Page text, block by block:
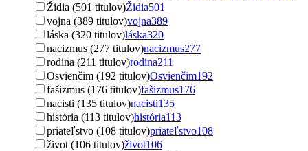
Židia (501 titulov)Židia501
vojna (389 titulov)vojna389
láska (320 titulov)láska320
nacizmus (277 titulov)nacizmus277
rodina (211 titulov)rodina211
Osvienčim (192 titulov)Osvienčim192
fašizmus (176 titulov)fašizmus176
nacisti (135 titulov)nacisti135
história (113 titulov)história113
priateľstvo (108 titulov)priateľstvo108
život (106 titulov)život106